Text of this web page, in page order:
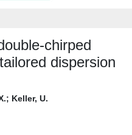
chirped
dispersion
; Keller, U.